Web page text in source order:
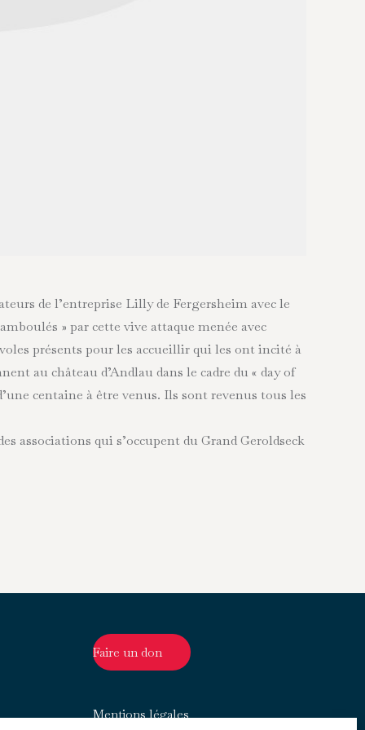
de l’entreprise Lilly de Fergersheim avec le
» par cette vive attaque menée avec
présents pour les accueillir qui les ont incité à
au château d’Andlau dans le cadre du « day of
centaine à être venus. Ils sont revenus tous les
associations qui s’occupent du Grand Geroldseck
Faire un don
Mentions légales